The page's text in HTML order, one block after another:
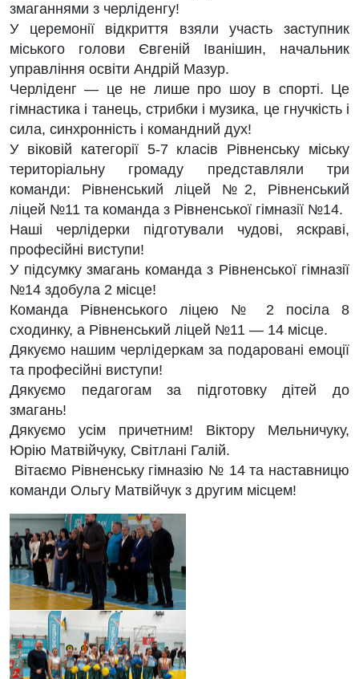
змаганнями з черліденгу!
У церемонії відкриття взяли участь заступник
міського голови Євгеній Іванішин, начальник
управління освіти Андрій Мазур.
Черліденг — це не лише про шоу в спорті. Це
гімнастика і танець, стрибки і музика, це гнучкість і
сила, синхронність і командний дух!
У віковій категорії 5-7 класів Рівненську міську
територіальну громаду представляли три
команди: Рівненський ліцей №2, Рівненський
ліцей №11 та команда з Рівненської гімназії №14.
Наші черлідерки підготували чудові, яскраві,
професійні виступи!
У підсумку змагань команда з Рівненської гімназії
№14 здобула 2 місце!
Команда Рівненського ліцею № 2 посіла 8
сходинку, а Рівненський ліцей №11 — 14 місце.
Дякуємо нашим черлідеркам за подаровані емоції
та професійні виступи!
Дякуємо педагогам за підготовку дітей до
змагань!
Дякуємо усім причетним! Віктору Мельничуку,
Юрію Матвійчуку, Світлані Галій.
Вітаємо Рівненську гімназію № 14 та наставницю
команди Ольгу Матвійчук з другим місцем!